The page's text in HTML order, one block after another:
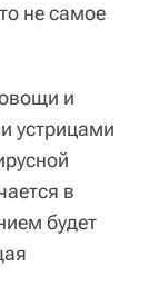
не самое
и
устрицами
в
будет